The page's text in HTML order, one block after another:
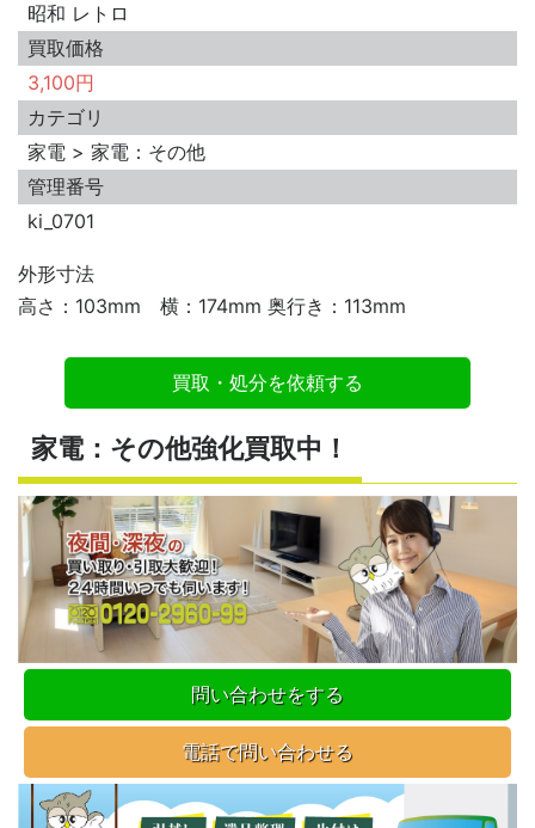
昭和 レトロ
買取価格
3,100円
カテゴリ
家電 > 家電：その他
管理番号
ki_0701
外形寸法
高さ：103mm 横：174mm 奥行き：113mm
買取・処分を依頼する
家電：その他強化買取中！
問い合わせをする
電話で問い合わせる